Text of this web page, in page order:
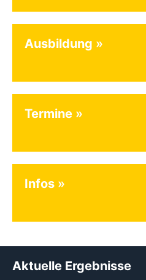
Ausbildung
Termine
Infos
Aktuelle Ergebnisse